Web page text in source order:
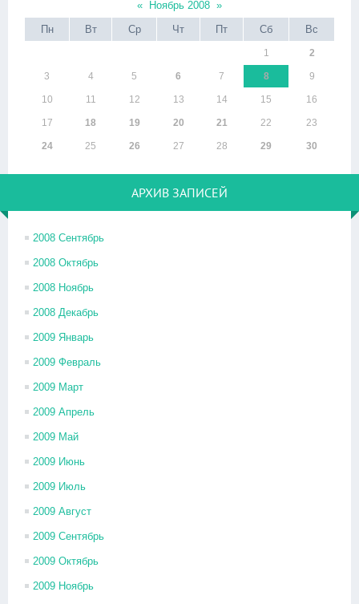
« Ноябрь 2008 »
Пн
Вт Ср Чт Пт Сб Вс
1 2
3 4 5 6 7 8 9
10 11 12 13 14 15 16
17 18 19 20 21 22 23
24 25 26 27 28 29 30
АРХИВ ЗАПИСЕЙ
2008 Сентябрь
2008 Октябрь
2008 Ноябрь
2008 Декабрь
2009 Январь
2009 Февраль
2009 Март
2009 Апрель
2009 Май
2009 Июнь
2009 Июль
2009 Август
2009 Сентябрь
2009 Октябрь
2009 Ноябрь